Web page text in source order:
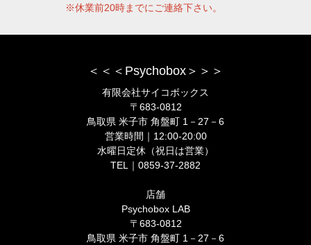
※休業前20時までにご連絡下さい。
＜＜＜Psychobox＞＞＞
有限会社サイコボックス
〒683-0812
鳥取県 米子市 角盤町 1－27－6
営業時間｜12:00-20:00
水曜日定休（祝日は営業）
TEL｜0859-37-2882
店舗
Psychobox LAB
〒683-0812
鳥取県 米子市 角盤町 1－27－6